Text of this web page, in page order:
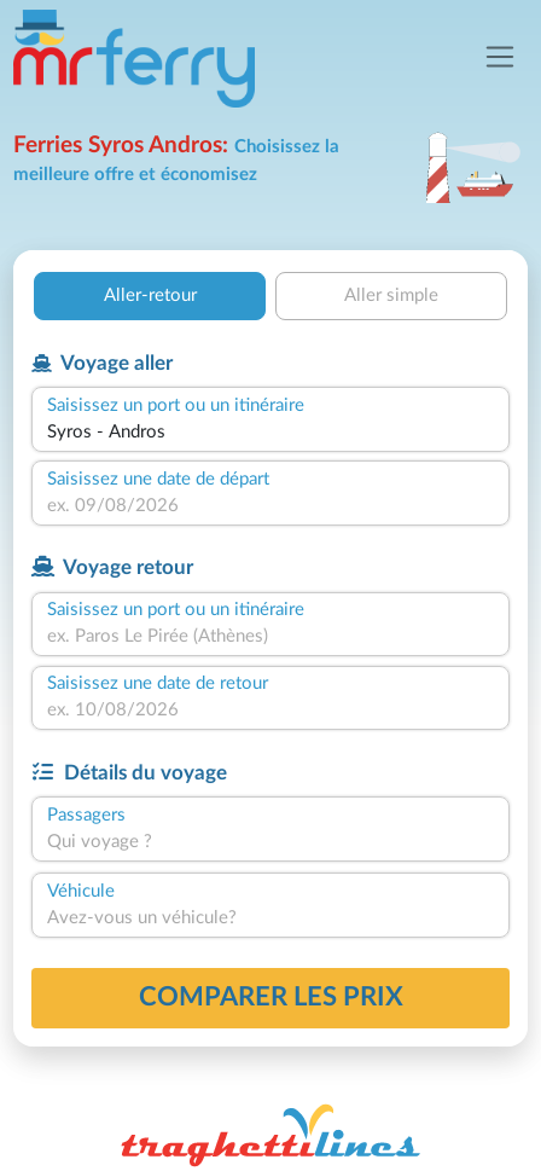
Ferries Syros Andros:Choisissez la
meilleure offre et économisez
Aller-retour Aller simple
Voyage aller
Saisissez un port ou un itinéraire
Saisissez une date de départ
Voyage retour
Saisissez un port ou un itinéraire
Saisissez une date de retour
Détails du voyage
Passagers
Qui voyage ?
Véhicule
Avez-vous un véhicule?
COMPARER LES PRIX